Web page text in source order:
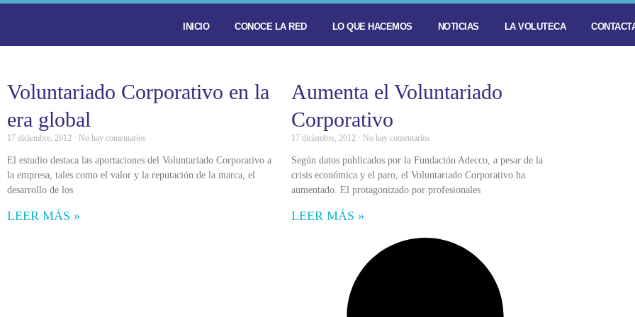
INICIO CONOCE LA RED LO QUE HACEMOS NOTICIAS LA VOLUTECA
Voluntariado Corporativo en la
era global
17 diciembre, 2012 No hay comentarios
El estudio destaca las aportaciones del Voluntariado Corporativo a
la empresa, tales como el valor y la reputación de la marca, el
desarrollo de los
LEER MÁS »
Aumenta el Voluntariado
Corporativo
17 diciembre, 2012 No hay comentarios
Según datos publicados por la Fundación Adecco, a pesar de la
crisis económica y el paro, el Voluntariado Corporativo ha
aumentado. El protagonizado por profesionales
LEER MÁS »